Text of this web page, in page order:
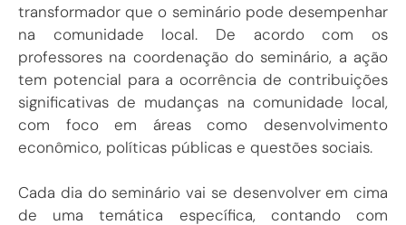
transformador que o seminário pode desempenhar
na comunidade local. De acordo com os
professores na coordenação do seminário, a ação
tem potencial para a ocorrência de contribuições
significativas de mudanças na comunidade local,
com foco em áreas como desenvolvimento
econômico, políticas públicas e questões sociais.
Cada dia do seminário vai se desenvolver em cima
de uma temática específica, contando com